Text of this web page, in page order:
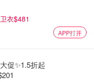
衣$481
APP打开
促✨1.5折起